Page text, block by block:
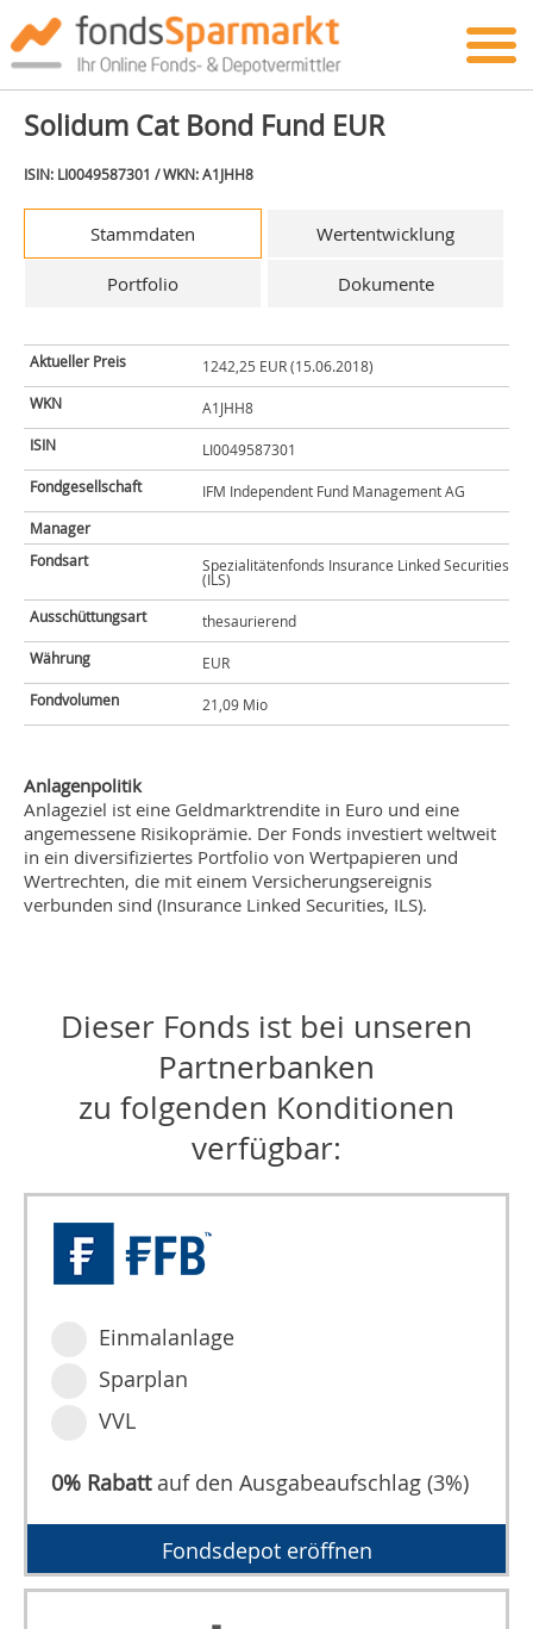
Solidum Cat Bond Fund EUR
ISIN: LI0049587301 / WKN: A1JHH8
Stammdaten Wertentwicklung
Portfolio Dokumente
Aktueller Preis
1242,25 EUR (15.06.2018)
WKN
A1JHH8
ISIN
LI0049587301
Fondgesellschaft
IFM Independent Fund Management AG
Manager
Fondsart
Spezialitätenfonds Insurance Linked Securities
(ILS)
Ausschüttungsart
thesaurierend
Währung
EUR
Fondvolumen
21,09 Mio
Anlagenpolitik
Anlageziel ist eine Geldmarktrendite in Euro und eine
angemessene Risikoprämie. Der Fonds investiert weltweit
in ein diversifiziertes Portfolio von Wertpapieren und
Wertrechten, die mit einem Versicherungsereignis
verbunden sind (Insurance Linked Securities, ILS).
Dieser Fonds ist bei unseren
Partnerbanken
zu folgenden Konditionen
verfügbar:
Einmalanlage
Sparplan
VVL
0% Rabattauf den Ausgabeaufschlag (3%)
Fondsdepot eröffnen